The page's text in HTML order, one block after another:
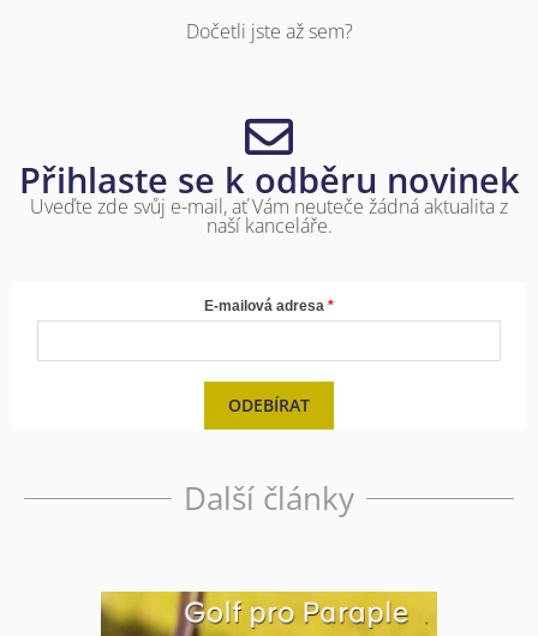
Dočetli jste až sem?
Přihlaste se k odběru novinek
Uveďte zde svůj e-mail, ať Vám neuteče žádná aktualita z
naší kanceláře.
E-mailová adresa
ODEBÍRAT
Další články